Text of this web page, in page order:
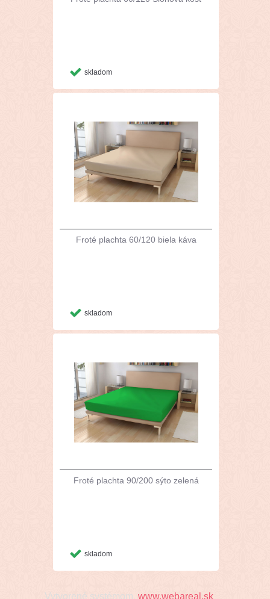
skladom
Froté plachta 60/120 biela káva
skladom
Froté plachta 90/200 sýto zelená
skladom
Vytvorené systémom www.webareal.sk